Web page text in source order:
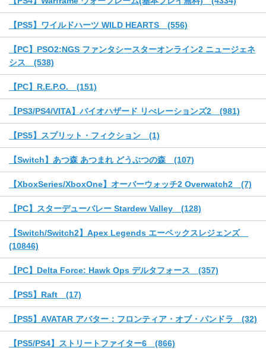
【PS5】ワイルドハーツ WILD HEARTS (556)
【PC】PSO2:NGS ファンタシースターオンライン2 ニュージェネ
シス (538)
【PC】R.E.P.O. (151)
【PS3/PS4/VITA】バイオハザード リべレーションズ2 (981)
【PS5】スプリット・フィクション (1)
【Switch】あつ森 あつまれ どうぶつの森 (107)
【XboxSeries/XboxOne】オーバーウォッチ2 Overwatch2 (7)
【PC】スターデューバレー Stardew Valley (128)
【Switch/Switch2】Apex Legends エーペックスレジェンズ
(10846)
【PC】Delta Force: Hawk Ops デルタフォース (357)
【PS5】Raft (17)
【PS5】AVATAR アバター：フロンティア・オブ・パンドラ (32)
【PS5/PS4】ストリートファイター6 (866)